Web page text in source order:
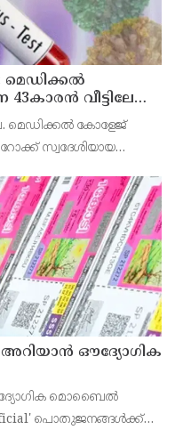
മെഡിക്കൽ
വീട്ടിലേക്ക്
മെഡിക്കൽ കോളേജ്
സ്വദേശിയായ
അറിയാൻ ഔദ്യോഗിക
മൊബൈൽ
പൊതുജനങ്ങൾക്ക്